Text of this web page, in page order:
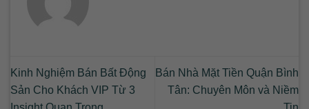
Kinh Nghiệm Bán Bất Động
Sản Cho Khách VIP Từ 3
Bán Nhà Mặt Tiền Quận Bình
Tân: Chuyên Môn và Niềm